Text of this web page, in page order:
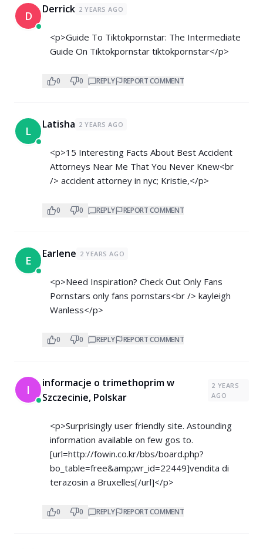
D Derrick 2 YEARS AGO
<p>Guide To Tiktokpornstar: The Intermediate
Guide On Tiktokpornstar tiktokpornstar</p>
0 0 REPLY REPORT COMMENT
L Latisha 2 YEARS AGO
<p>15 Interesting Facts About Best Accident
Attorneys Near Me That You Never Knew<br
/> accident attorney in nyc; Kristie,</p>
0 0 REPLY REPORT COMMENT
E Earlene 2 YEARS AGO
<p>Need Inspiration? Check Out Only Fans
Pornstars only fans pornstars<br /> kayleigh
Wanless</p>
0 0 REPLY REPORT COMMENT
I
informacje o trimethoprim w
Szczecinie, Polskar
2 YEARS
AGO
<p>Surprisingly user friendly site. Astounding
information available on few gos to.
[url=http://fowin.co.kr/bbs/board.php?
bo_table=free&amp;wr_id=22449]vendita di
terazosin a Bruxelles[/url]</p>
0 0 REPLY REPORT COMMENT